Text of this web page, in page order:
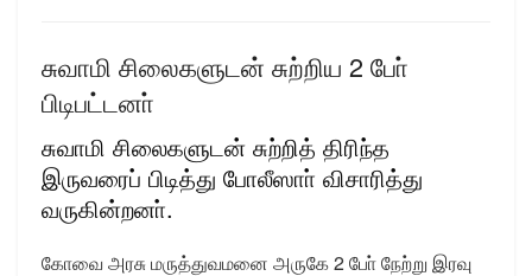
சுவாமி சிலைகளுடன் சுற்றிய 2 போ்
பிடிபட்டனா்
சுவாமி சிலைகளுடன் சுற்றித் திரிந்த
இருவரைப் பிடித்து போலீஸாா் விசாரித்து
வருகின்றனா்.
கோவை அரசு மருத்துவமனை அருகே 2 போ் நேற்று இரவு